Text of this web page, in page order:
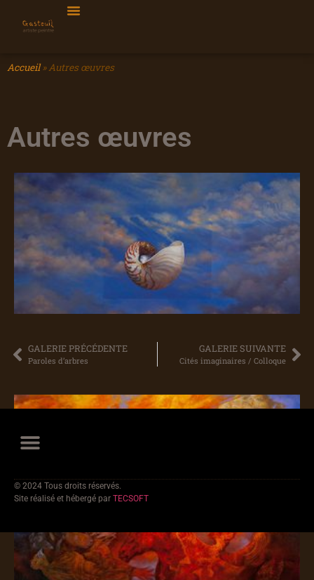
Accueil»Autres œuvres
Autres œuvres
GALERIE PRÉCÉDENTE
Paroles d’arbres
GALERIE SUIVANTE
Cités imaginaires / Colloque
© 2024 Tous droits réservés.
Site réalisé et hébergé par TECSOFT